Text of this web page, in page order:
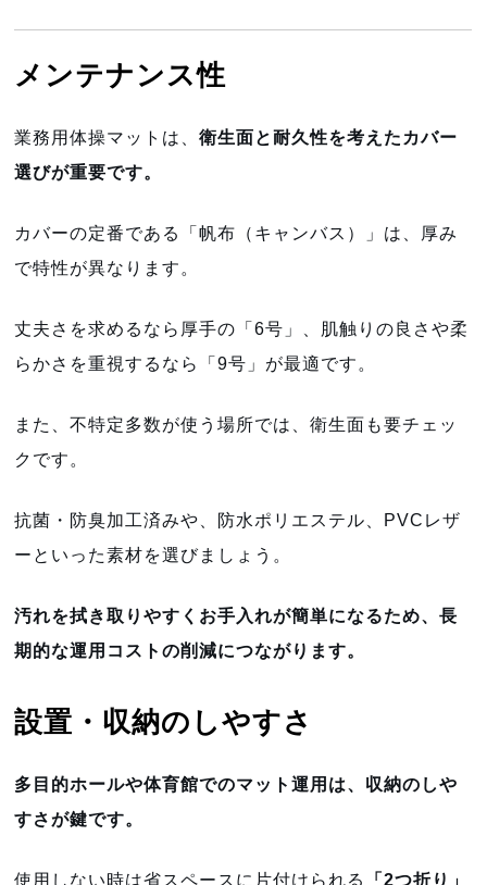
メンテナンス性
業務用体操マットは、衛生面と耐久性を考えたカバー
選びが重要です。
カバーの定番である「帆布（キャンバス）」は、厚み
で特性が異なります。
丈夫さを求めるなら厚手の「6号」、肌触りの良さや柔
らかさを重視するなら「9号」が最適です。
また、不特定多数が使う場所では、衛生面も要チェッ
クです。
抗菌・防臭加工済みや、防水ポリエステル、PVCレザ
ーといった素材を選びましょう。
汚れを拭き取りやすくお手入れが簡単になるため、長
期的な運用コストの削減につながります。
設置・収納のしやすさ
多目的ホールや体育館でのマット運用は、収納のしや
すさが鍵です。
使用しない時は省スペースに片付けられる
「2つ折り」